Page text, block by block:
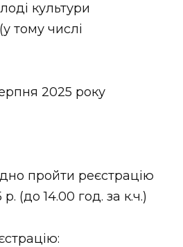
НОВИНИ
культури
тому числі
2025 року
пройти реєстрацію
(до 14.00 год. за к.ч.)